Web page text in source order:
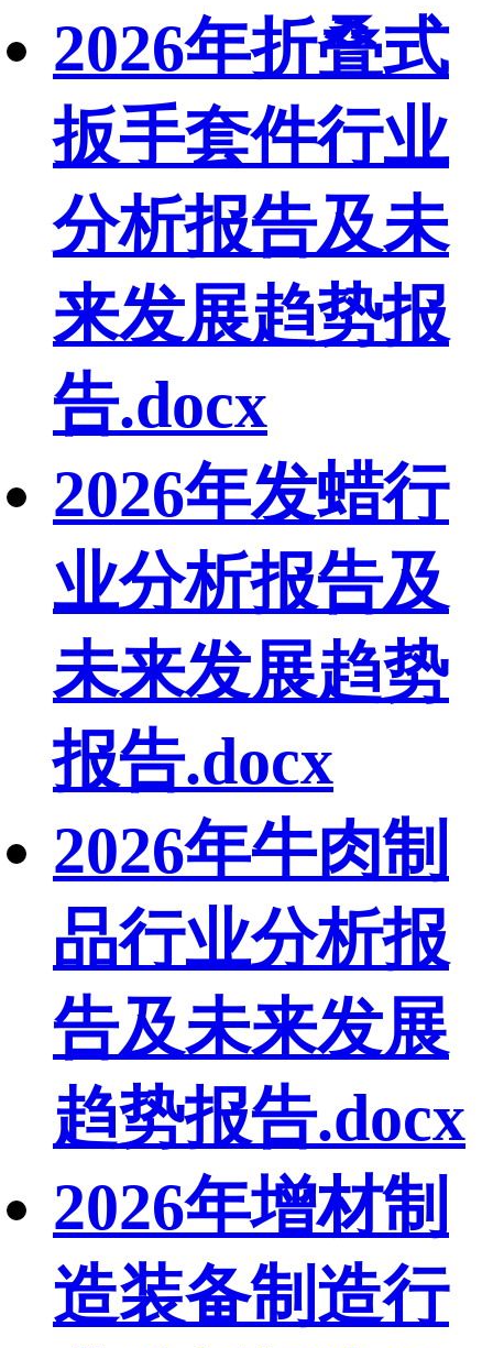
2026年折叠式
扳手套件行业
分析报告及未
来发展趋势报
告.docx
2026年发蜡行
业分析报告及
未来发展趋势
报告.docx
2026年牛肉制
品行业分析报
告及未来发展
趋势报告.docx
2026年增材制
造装备制造行